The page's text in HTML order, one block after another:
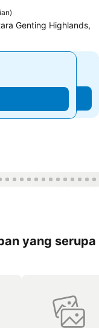
)
Genting Highlands,
yang serupa